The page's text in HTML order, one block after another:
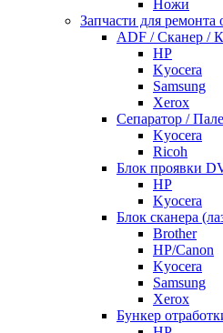
Ножи
Запчасти для ремонта
ADF / Сканер /
HP
Kyocera
Samsung
Xerox
Cепаратор /
Kyocera
Ricoh
Блок проявки
HP
Kyocera
Блок сканера
Brother
HP/Canon
Kyocera
Samsung
Xerox
Бункер